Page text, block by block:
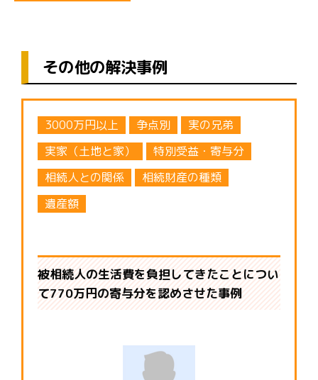
その他の解決事例
3000万円以上 争点別
実の兄弟
実家（土地と家）
特別受益・寄与分
相続人との関係
相続財産の種類
遺産額
被相続人の生活費を負担してきたことについ
て770万円の寄与分を認めさせた事例